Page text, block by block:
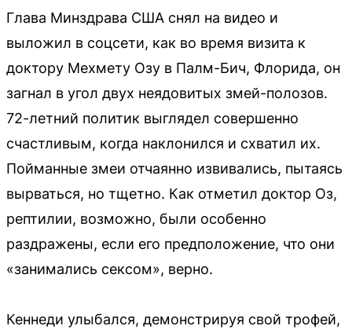
Глава Минздрава США снял на видео и
выложил в соцсети, как во время визита к
доктору Мехмету Озу в Палм-Бич, Флорида, он
загнал в угол двух неядовитых змей-полозов.
72-летний политик выглядел совершенно
счастливым, когда наклонился и схватил их.
Пойманные змеи отчаянно извивались, пытаясь
вырваться, но тщетно. Как отметил доктор Оз,
рептилии, возможно, были особенно
раздражены, если его предположение, что они
«занимались сексом», верно.
Кеннеди улыбался, демонстрируя свой трофей,